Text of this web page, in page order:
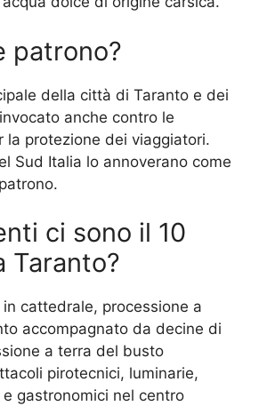
patrono?
della città di Taranto e dei
anche contro le
la protezione dei viaggiatori.
Sud Italia lo annoverano come
ci sono il 10
Taranto?
cattedrale, processione a
accompagnato da decine di
a terra del busto
pirotecnici, luminarie,
gastronomici nel centro